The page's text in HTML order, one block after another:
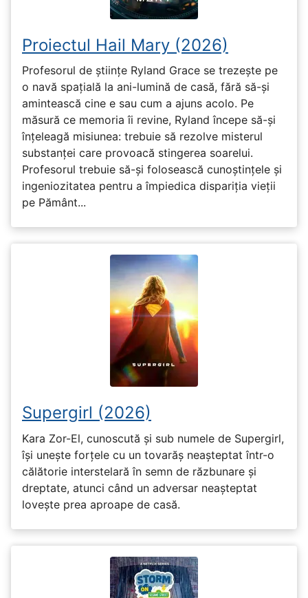
Proiectul Hail Mary (2026)
Profesorul de științe Ryland Grace se trezește pe
o navă spațială la ani-lumină de casă, fără să-și
amintească cine e sau cum a ajuns acolo. Pe
măsură ce memoria îi revine, Ryland începe să-și
înțeleagă misiunea: trebuie să rezolve misterul
substanței care provoacă stingerea soarelui.
Profesorul trebuie să-și folosească cunoștințele și
ingeniozitatea pentru a împiedica dispariția vieții
pe Pământ...
Supergirl (2026)
Kara Zor-El, cunoscută și sub numele de Supergirl,
își unește forțele cu un tovarăș neașteptat într-o
călătorie interstelară în semn de răzbunare și
dreptate, atunci când un adversar neașteptat
lovește prea aproape de casă.